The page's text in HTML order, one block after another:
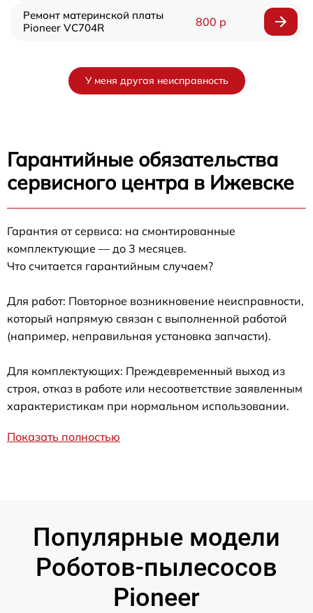
Ремонт материнской платы
Pioneer VC704R
800 р
У меня другая неисправность
Гарантийные обязательства
сервисного центра в Ижевске
Гарантия от сервиса: на смонтированные
комплектующие — до 3 месяцев.
Что считается гарантийным случаем?
Для работ: Повторное возникновение неисправности,
который напрямую связан с выполненной работой
(например, неправильная установка запчасти).
Для комплектующих: Преждевременный выход из
строя, отказ в работе или несоответствие заявленным
характеристикам при нормальном использовании.
Показать полностью
Популярные модели
Роботов-пылесосов
Pioneer